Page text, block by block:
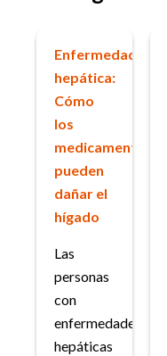
Enfermedad
hepática:
Cómo
los
medicamentos
pueden
dañar el
hígado
Las
personas
con
enfermedades
hepáticas